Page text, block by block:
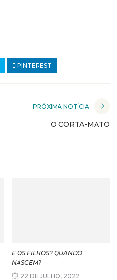
PINTEREST
PRÓXIMA NOTÍCIA
O CORTA-MATO
E OS FILHOS? QUANDO
NASCEM?
22 DE JULHO, 2022